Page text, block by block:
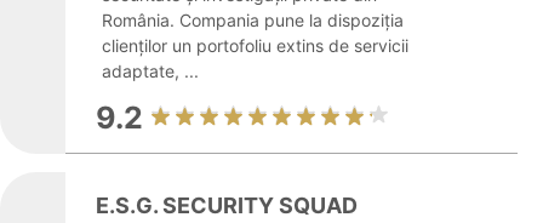
România. Compania pune la dispoziția
clienților un portofoliu extins de servicii
adaptate, ...
9.2
E.S.G. SECURITY SQUAD